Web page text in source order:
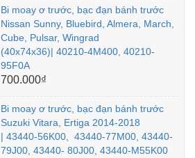
Bi moay ơ trước, bạc đạn bánh trước
Nissan Sunny, Bluebird, Almera, March,
Cube, Pulsar, Wingrad
(40x74x36)| 40210-4M400, 40210-
95F0A
700.000₫
Bi moay ơ trước, bạc đạn bánh trước
Suzuki Vitara, Ertiga 2014-2018
| 43440-56K00, 43440-77M00, 43440-
79J00, 43440- 80J00, 43440-M55K00